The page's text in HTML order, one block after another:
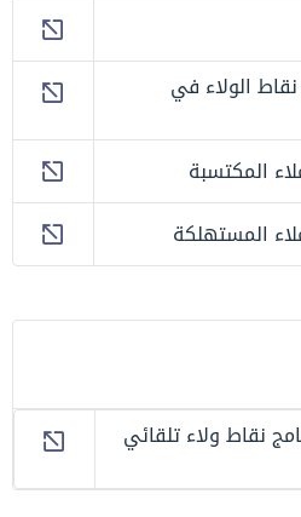
الولاء في
المكتسبة
المستهلكة
نقاط ولاء تلقائي